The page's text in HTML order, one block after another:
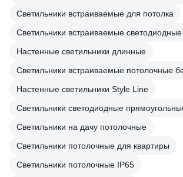
Светильники встраиваемые для потолка
Светильники встраиваемые
Настенные светильники длинные
Светильники встраиваемые потолочные
Настенные светильники Style Line
Светильники светодиодные
Светильники на дачу потолочные
Светильники потолочные для квартиры
Светильники потолочные IP65